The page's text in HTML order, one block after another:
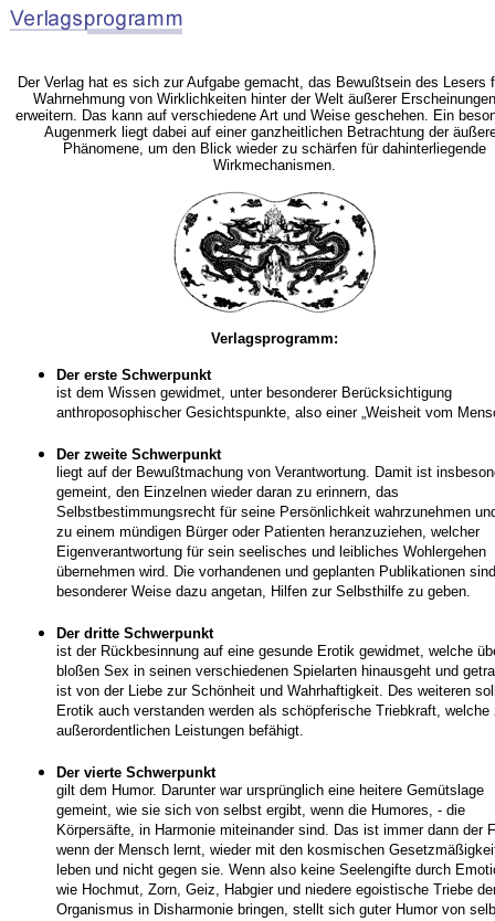
Der Verlag hat es sich zur Aufgabe gemacht, das Bewußtsein des Lesers
Wahrnehmung von Wirklichkeiten hinter der Welt äußerer
erweitern. Das kann auf verschiedene Art und Weise geschehen. Ein
Augenmerk liegt dabei auf einer ganzheitlichen Betrachtung der
Phänomene, um den Blick wieder zu schärfen für dahinterliegende
Wirkmechanismen.
Verlagsprogramm:
Der erste Schwerpunkt
ist dem Wissen gewidmet, unter besonderer Berücksichtigung
anthroposophischer Gesichtspunkte, also einer „Weisheit vom
Der zweite Schwerpunkt
liegt auf der Bewußtmachung von Verantwortung. Damit ist
gemeint, den Einzelnen wieder daran zu erinnern, das
Selbstbestimmungsrecht für seine Persönlichkeit wahrzunehmen
zu einem mündigen Bürger oder Patienten heranzuziehen, welcher
Eigenverantwortung für sein seelisches und leibliches Wohlergehen
übernehmen wird. Die vorhandenen und geplanten Publikationen
besonderer Weise dazu angetan, Hilfen zur Selbsthilfe zu geben.
Der dritte Schwerpunkt
ist der Rückbesinnung auf eine gesunde Erotik gewidmet, welche
bloßen Sex in seinen verschiedenen Spielarten hinausgeht und
ist von der Liebe zur Schönheit und Wahrhaftigkeit. Des weiteren
Erotik auch verstanden werden als schöpferische Triebkraft, welche
außerordentlichen Leistungen befähigt.
Der vierte Schwerpunkt
gilt dem Humor. Darunter war ursprünglich eine heitere Gemütslage
gemeint, wie sie sich von selbst ergibt, wenn die Humores, - die
Körpersäfte, in Harmonie miteinander sind. Das ist immer dann der
wenn der Mensch lernt, wieder mit den kosmischen
leben und nicht gegen sie. Wenn also keine Seelengifte durch
wie Hochmut, Zorn, Geiz, Habgier und niedere egoistische Triebe
Organismus in Disharmonie bringen, stellt sich guter Humor von